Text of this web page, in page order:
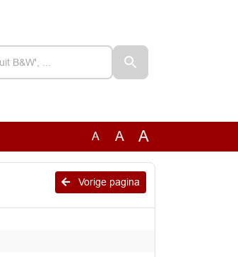
A A A
Vorige pagina